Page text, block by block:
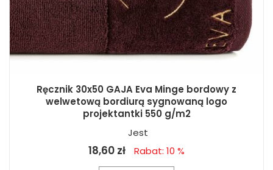
Ręcznik 30x50 GAJA Eva Minge bordowy z
welwetową bordiurą sygnowaną logo
projektantki 550 g/m2
Jest
18,60 zł Rabat: 10 %